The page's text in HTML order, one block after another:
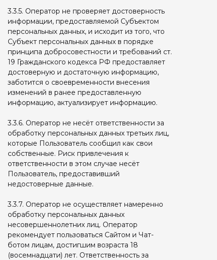
3.3.5. Оператор не проверяет достоверность
информации, предоставляемой Субъектом
персональных данных, и исходит из того, что
Субъект персональных данных в порядке
принципа добросовестности и требований ст.
19 Гражданского кодекса РФ предоставляет
достоверную и достаточную информацию,
заботится о своевременности внесения
изменений в ранее предоставленную
информацию, актуализирует информацию.
3.3.6. Оператор не несёт ответственности за
обработку персональных данных третьих лиц,
которые Пользователь сообщил как свои
собственные. Риск привлечения к
ответственности в этом случае несёт
Пользователь, предоставивший
недостоверные данные.
3.3.7. Оператор не осуществляет намеренно
обработку персональных данных
несовершеннолетних лиц. Оператор
рекомендует пользоваться Сайтом и Чат-
ботом лицам, достигшим возраста 18
(восемнадцати) лет. Ответственность за